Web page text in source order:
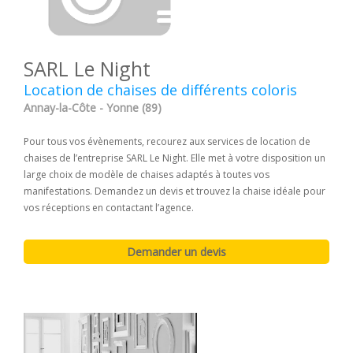
SARL Le Night
Location de chaises de différents coloris
Annay-la-Côte - Yonne (89)
Pour tous vos évènements, recourez aux services de location de
chaises de l’entreprise SARL Le Night. Elle met à votre disposition un
large choix de modèle de chaises adaptés à toutes vos
manifestations. Demandez un devis et trouvez la chaise idéale pour
vos réceptions en contactant l’agence.